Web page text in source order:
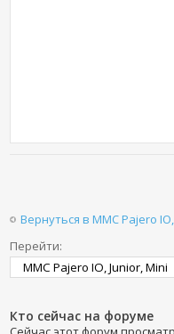
Вернуться в MMC Pajero
Перейти:
Кто сейчас на форуме